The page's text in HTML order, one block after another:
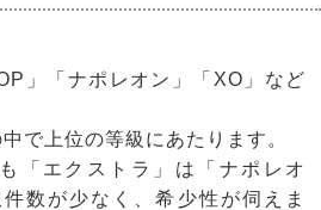
」「ナポレオン」「XO」など
で上位の等級にあたります。
「エクストラ」は「ナポレオ
数が少なく、希少性が伺えま